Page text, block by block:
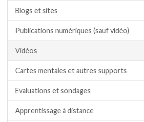
Blogs et sites
Publications numériques (sauf vidéo)
Vidéos
Cartes mentales et autres supports
Evaluations et sondages
Apprentissage à distance